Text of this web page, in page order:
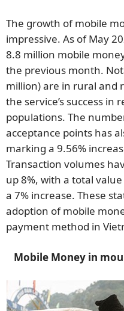
The growth of mobile
impressive. As of May
8.8 million mobile
the previous month.
million) are in rural and
the service’s success in
populations. The
acceptance points has
marking a 9.56%
Transaction volumes
up 8%, with a total
a 7% increase. These
adoption of mobile
payment method in
Mobile Money in